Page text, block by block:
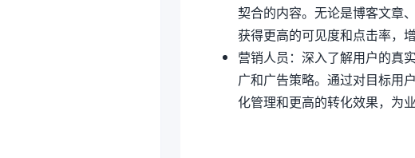
契合的内容。无论是博客文章
获得更高的可见度和点击率，
营销人员：深入了解用户的真
广和广告策略。通过对目标用
化管理和更高的转化效果，为